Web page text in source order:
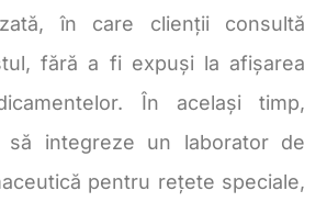
în care clienții consultă
fără a fi expuși la afișarea
În același timp,
să integreze un laborator de
pentru rețete speciale,